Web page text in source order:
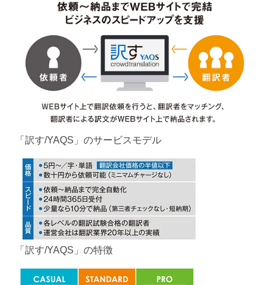
「訳す/YAQS」のサービスモデル
「訳す/YAQS」の特徴